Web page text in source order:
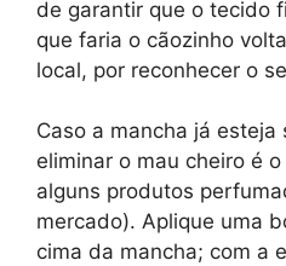
de garantir que o tecido
que faria o cãozinho
local, por reconhecer o
Caso a mancha já esteja
eliminar o mau cheiro é
alguns produtos
mercado). Aplique uma
cima da mancha; com a